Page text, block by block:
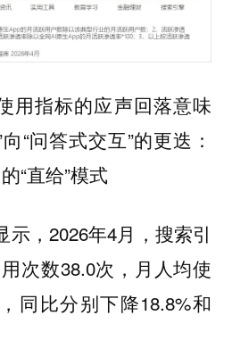
用指标的应声回落意味
“问答式交互”的更迭：
“直给”模式
示，2026年4月，搜索引
次数38.0次，月人均使
同比分别下降18.8%和